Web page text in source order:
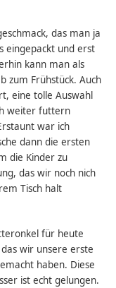
das man ja
eingepackt und erst
kann man als
zum Frühstück. Auch
eine tolle Auswahl
weiter futtern
war ich
dann die ersten
die Kinder zu
das wir noch nich
Tisch halt
für heute
wir unsere erste
haben. Diese
ist echt gelungen.